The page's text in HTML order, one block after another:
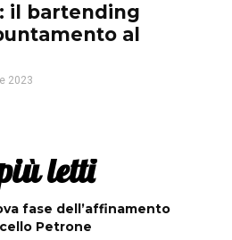
il bartending
al
2023
letti
fase dell’affinamento
Petrone